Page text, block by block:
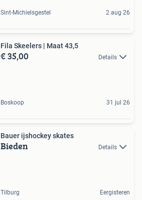
Sint-Michielsgestel 2 aug 26
Fila Skeelers | Maat 43,5
€ 35,00 Details
Boskoop 31 jul 26
Bauer ijshockey skates
Bieden Details
Tilburg Eergisteren